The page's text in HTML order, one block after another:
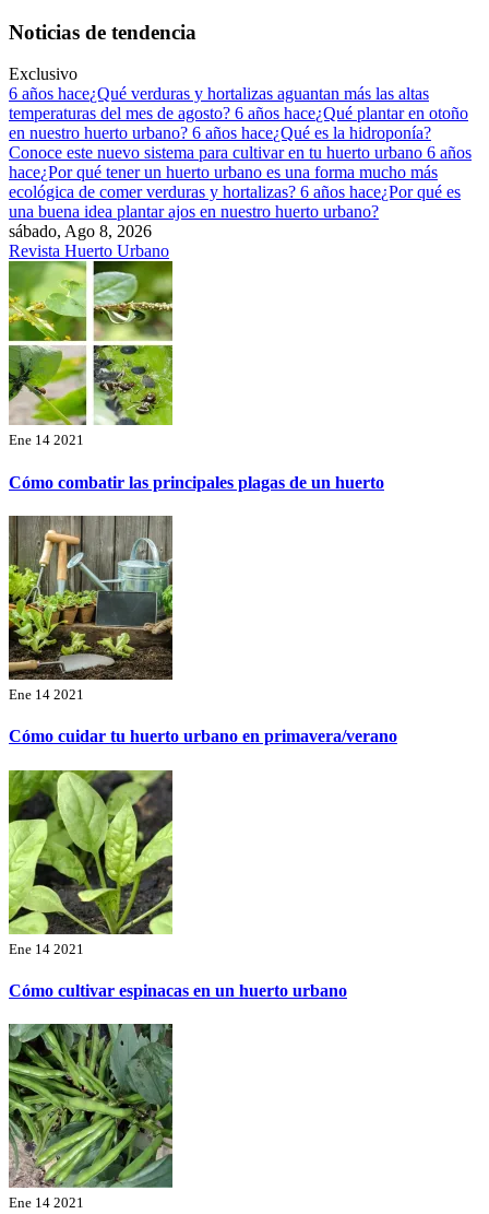
Saltar
contenido
Noticias de tendencia
Exclusivo
6 años hace¿Qué verduras y hortalizas aguantan más las altas
temperaturas del mes de agosto? 6 años hace¿Qué plantar en otoño
en nuestro huerto urbano? 6 años hace¿Qué es la hidroponía?
Conoce este nuevo sistema para cultivar en tu huerto urbano 6 años
hace¿Por qué tener un huerto urbano es una forma mucho más
ecológica de comer verduras y hortalizas? 6 años hace¿Por qué es
una buena idea plantar ajos en nuestro huerto urbano?
sábado, Ago 8, 2026
Revista Huerto Urbano
Ene 14 2021
Cómo combatir las principales plagas de un huerto
Ene 14 2021
Cómo cuidar tu huerto urbano en primavera/verano
Ene 14 2021
Cómo cultivar espinacas en un huerto urbano
Ene 14 2021